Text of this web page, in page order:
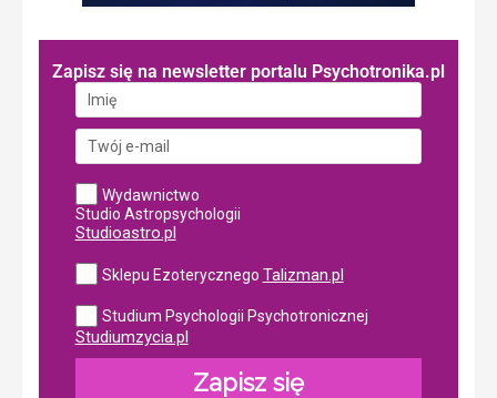
Zapisz się na newsletter portalu Psychotronika.pl
Wydawnictwo
Studio Astropsychologii
Studioastro.pl
Sklepu Ezoterycznego Talizman.pl
Studium Psychologii Psychotronicznej
Studiumzycia.pl
Zapisz się